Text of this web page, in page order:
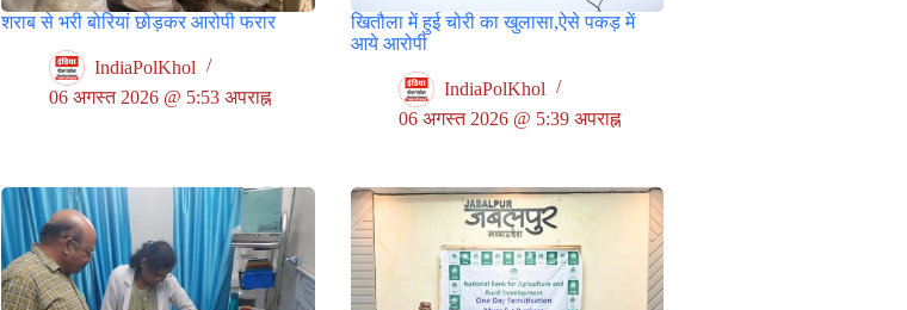
शराब से भरी बोरियां छोड़कर आरोपी फरार
IndiaPolKhol
06 अगस्त 2026 @ 5:53 अपराह्न
खितौला में हुई चोरी का खुलासा,ऐसे पकड़ में
आये आरोपी
IndiaPolKhol
06 अगस्त 2026 @ 5:39 अपराह्न